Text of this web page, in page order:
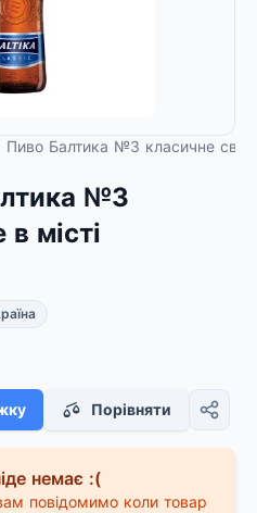
Пиво Балтика №3 класичне
№3
місті
Порівняти
немає :(
повідомимо коли товар